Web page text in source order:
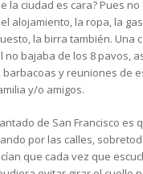
la ciudad es cara? Pues no
el alojamiento, la ropa, la
la birra también. Una
no bajaba de los 8 pavos,
barbacoas y reuniones de
y/o amigos.
de San Francisco es
por las calles,
que cada vez que